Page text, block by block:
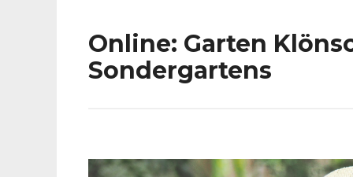
Online: Garten
Sondergartens